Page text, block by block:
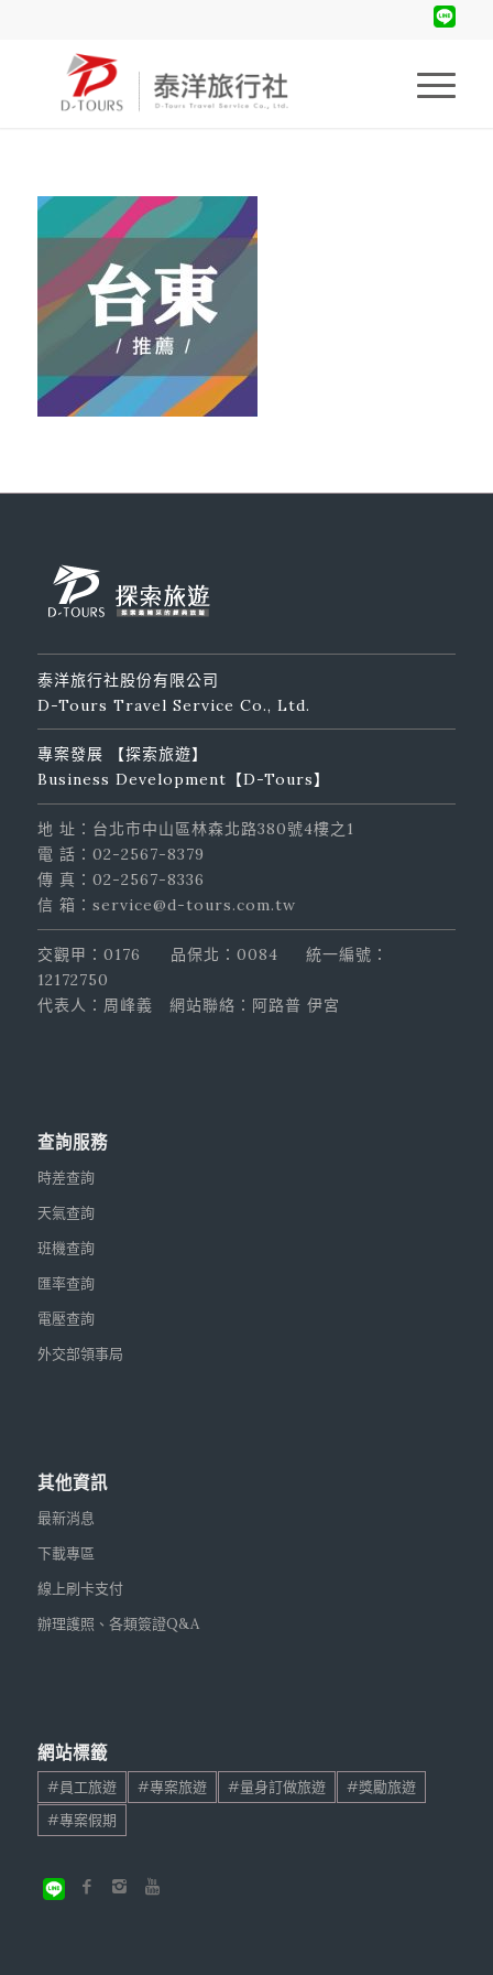
泰洋旅行社股份有限公司
D-Tours Travel Service Co., Ltd.
專案發展 【探索旅遊】
Business Development【D-Tours】
地 址：台北市中山區林森北路380號4樓之1
電 話：02-2567-8379
傳 真：02-2567-8336
信 箱：service@d-tours.com.tw
交觀甲：0176 品保北：0084
統一編號：
12172750
代表人：周峰義
網站聯絡：阿路普 伊宮
查詢服務
時差查詢
天氣查詢
班機查詢
匯率查詢
電壓查詢
外交部領事局
其他資訊
最新消息
下載專區
線上刷卡支付
辦理護照、各類簽證Q&A
網站標籤
#員工旅遊
#專案旅遊 #量身訂做旅遊
#獎勵旅遊
#專案假期